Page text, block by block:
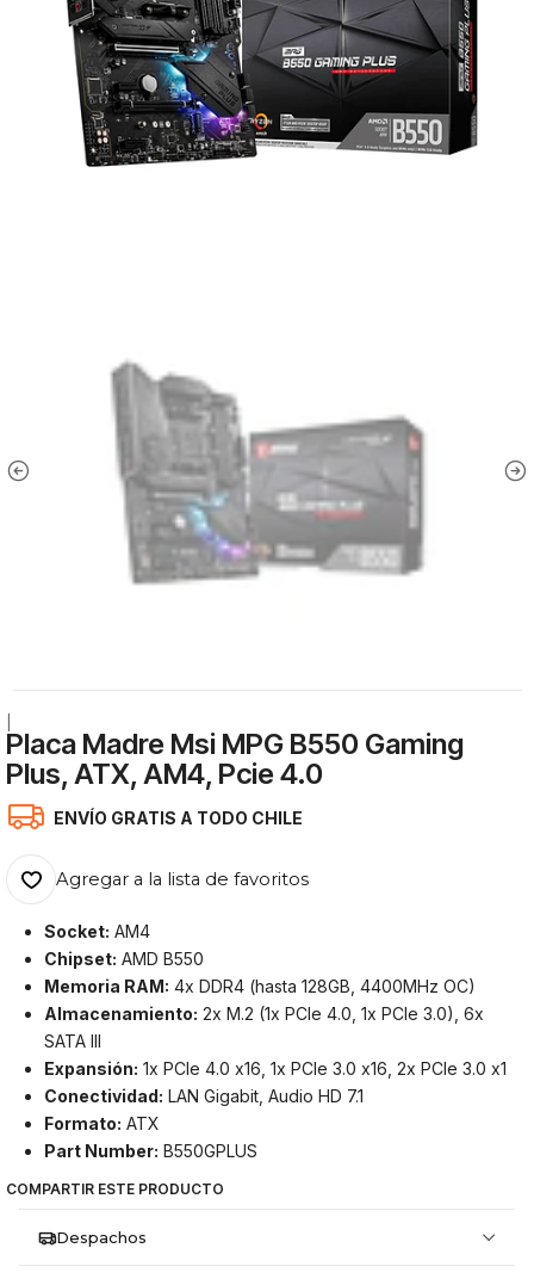
Placa Madre Msi MPG B550 Gaming
Plus, ATX, AM4, Pcie 4.0
ENVÍO GRATIS A TODO CHILE
Agregar a la lista de favoritos
Socket: AM4
Chipset: AMD B550
Memoria RAM: 4x DDR4 (hasta 128GB, 4400MHz OC)
Almacenamiento: 2x M.2 (1x PCIe 4.0, 1x PCIe 3.0), 6x
SATA III
Expansión: 1x PCIe 4.0 x16, 1x PCIe 3.0 x16, 2x PCIe 3.0 x1
Conectividad: LAN Gigabit, Audio HD 7.1
Formato: ATX
Part Number: B550GPLUS
COMPARTIR ESTE PRODUCTO
Despachos